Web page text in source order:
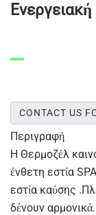
CONTACT US
Περιγραφή
Η Θερμοζέλ
ένθετη εστία
εστία καύσης
δένουν